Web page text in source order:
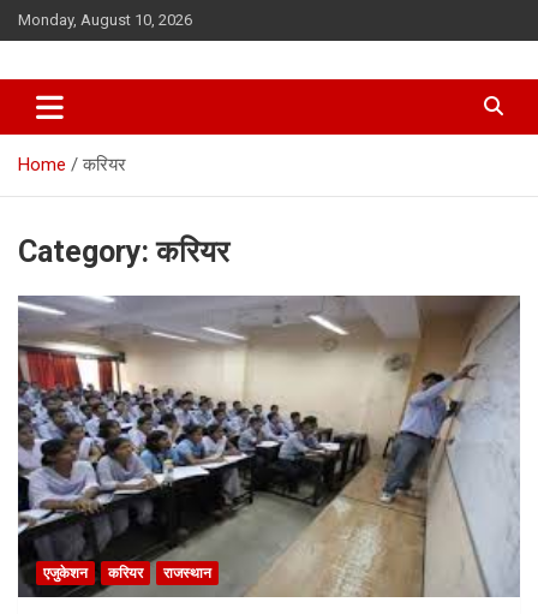
Skip
to
Monday, August 10, 2026
Home करियर
Category:करियर
एजुकेशन करियर राजस्थान